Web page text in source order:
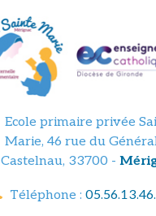
Ecole primaire privée
Marie, 46 rue du
Castelnau, 33700 -
Téléphone :